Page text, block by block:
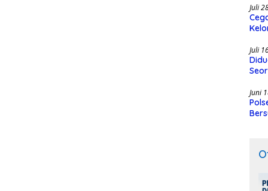
Juli
Juli
Juni